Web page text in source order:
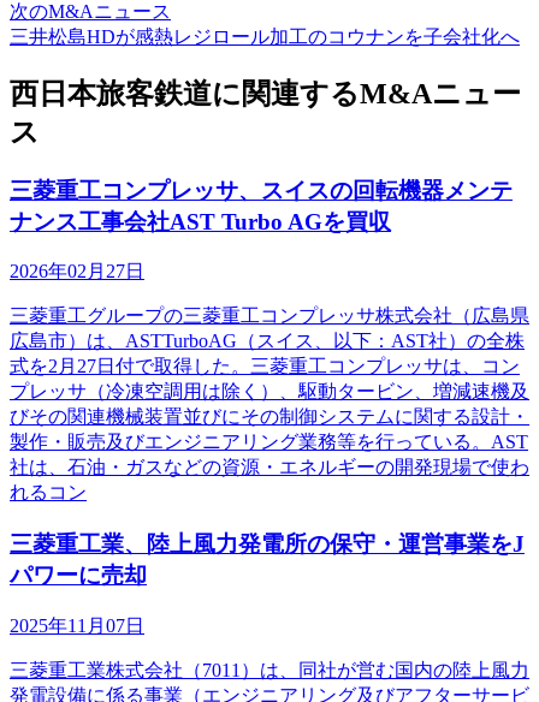
次のM&Aニュース
三井松島HDが感熱レジロール加工のコウナンを子会社化へ
西日本旅客鉄道に関連するM&Aニュー
ス
三菱重工コンプレッサ、スイスの回転機器メンテ
ナンス工事会社AST Turbo AGを買収
2026年02月27日
三菱重工グループの三菱重工コンプレッサ株式会社（広島県
広島市）は、ASTTurboAG（スイス、以下：AST社）の全株
式を2月27日付で取得した。三菱重工コンプレッサは、コン
プレッサ（冷凍空調用は除く）、駆動タービン、増減速機及
びその関連機械装置並びにその制御システムに関する設計・
製作・販売及びエンジニアリング業務等を行っている。AST
社は、石油・ガスなどの資源・エネルギーの開発現場で使わ
れるコン
三菱重工業、陸上風力発電所の保守・運営事業をJ
パワーに売却
2025年11月07日
三菱重工業株式会社（7011）は、同社が営む国内の陸上風力
発電設備に係る事業（エンジニアリング及びアフターサービ